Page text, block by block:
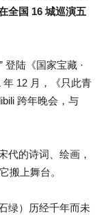
全国 16 城巡演五
登陆《国家宝藏 ·
年 12 月，《只此青
跨年晚会，与
代的诗词、绘画，
搬上舞台。
绿）历经千年而未